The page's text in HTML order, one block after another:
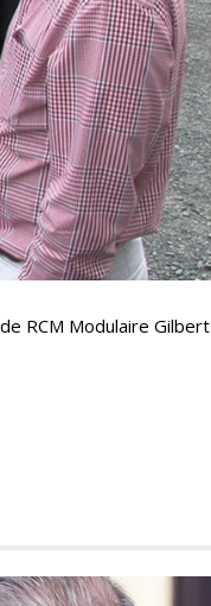
RCM Modulaire Gilbert